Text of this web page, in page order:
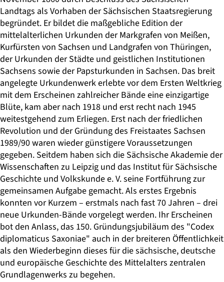
Landtags als Vorhaben der Sächsischen Staatsregierung
begründet. Er bildet die maßgebliche Edition der
mittelalterlichen Urkunden der Markgrafen von Meißen,
Kurfürsten von Sachsen und Landgrafen von Thüringen,
der Urkunden der Städte und geistlichen Institutionen
Sachsens sowie der Papsturkunden in Sachsen. Das breit
angelegte Urkundenwerk erlebte vor dem Ersten Weltkrieg
mit dem Erscheinen zahlreicher Bände eine einzigartige
Blüte, kam aber nach 1918 und erst recht nach 1945
weitestgehend zum Erliegen. Erst nach der friedlichen
Revolution und der Gründung des Freistaates Sachsen
1989/90 waren wieder günstigere Voraussetzungen
gegeben. Seitdem haben sich die Sächsische Akademie der
Wissenschaften zu Leipzig und das Institut für Sächsische
Geschichte und Volkskunde e. V. seine Fortführung zur
gemeinsamen Aufgabe gemacht. Als erstes Ergebnis
konnten vor Kurzem – erstmals nach fast 70 Jahren – drei
neue Urkunden-Bände vorgelegt werden. Ihr Erscheinen
bot den Anlass, das 150. Gründungsjubiläum des "Codex
diplomaticus Saxoniae" auch in der breiteren Öffentlichkeit
als den Wiederbeginn dieses für die sächsische, deutsche
und europäische Geschichte des Mittelalters zentralen
Grundlagenwerks zu begehen.